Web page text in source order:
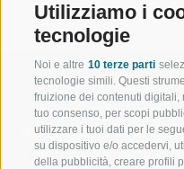
Utilizziamo i
tecnologie
Noi e altre 10 terze parti
tecnologie simili. Questi
fruizione dei contenuti
tuo consenso, per scopi
utilizzare i tuoi dati per le
su dispositivo e/o accedervi,
della pubblicità, creare profili
BENVENUTI
TURISTICA DI